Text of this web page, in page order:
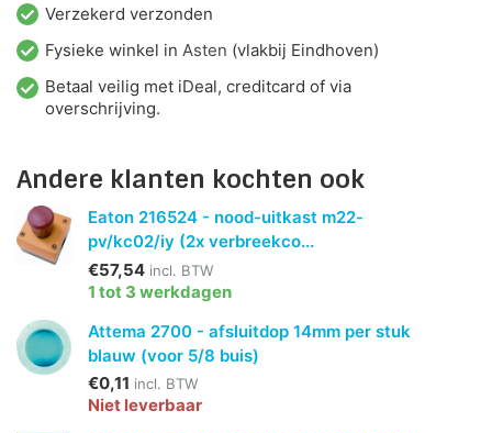
Verzekerd verzonden
Fysieke winkel in Asten (vlakbij Eindhoven)
Betaal veilig met iDeal, creditcard of via
overschrijving.
Andere klanten kochten ook
Eaton 216524 - nood-uitkast m22-
pv/kc02/iy (2x verbreekco...
€57,54 incl. BTW
1 tot 3 werkdagen
Attema 2700 - afsluitdop 14mm per stuk
blauw (voor 5/8 buis)
€0,11 incl. BTW
Niet leverbaar